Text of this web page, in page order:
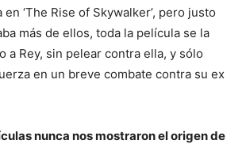
‘The Rise of Skywalker’, pero justo
más de ellos, toda la película se la
a Rey, sin pelear contra ella, y sólo
en un breve combate contra su ex
nunca nos mostraron el origen de